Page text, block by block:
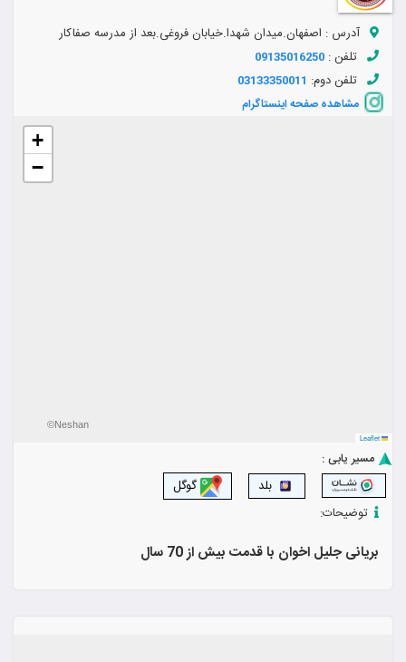
آدرس : اصفهان.میدان شهدا.خیابان فروغی.بعد از مدرسه صفاکار
تلفن : 09135016250
تلفن دوم: 03133350011
مشاهده صفحه اینستاگرام
+
−
Leaflet
©Neshan
مسیر یابی :
بلد
گوگل
توضیحات:
بریانی جلیل اخوان با قدمت بیش از 70 سال